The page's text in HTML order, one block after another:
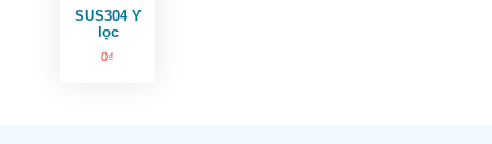
SUS304 Y
lọc
0₫